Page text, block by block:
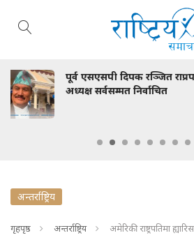
काठमाडौं महानगर
अन्तर्राष्ट्रिय
गृहपृष्ठ अन्तर्राष्ट्रिय अमेरिकी राष्ट्रपतिमा